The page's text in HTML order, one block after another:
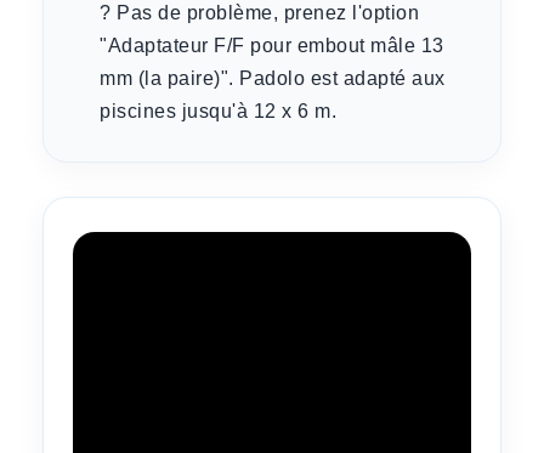
? Pas de problème, prenez l'option
"Adaptateur F/F pour embout mâle 13
mm (la paire)". Padolo est adapté aux
piscines jusqu'à 12 x 6 m.